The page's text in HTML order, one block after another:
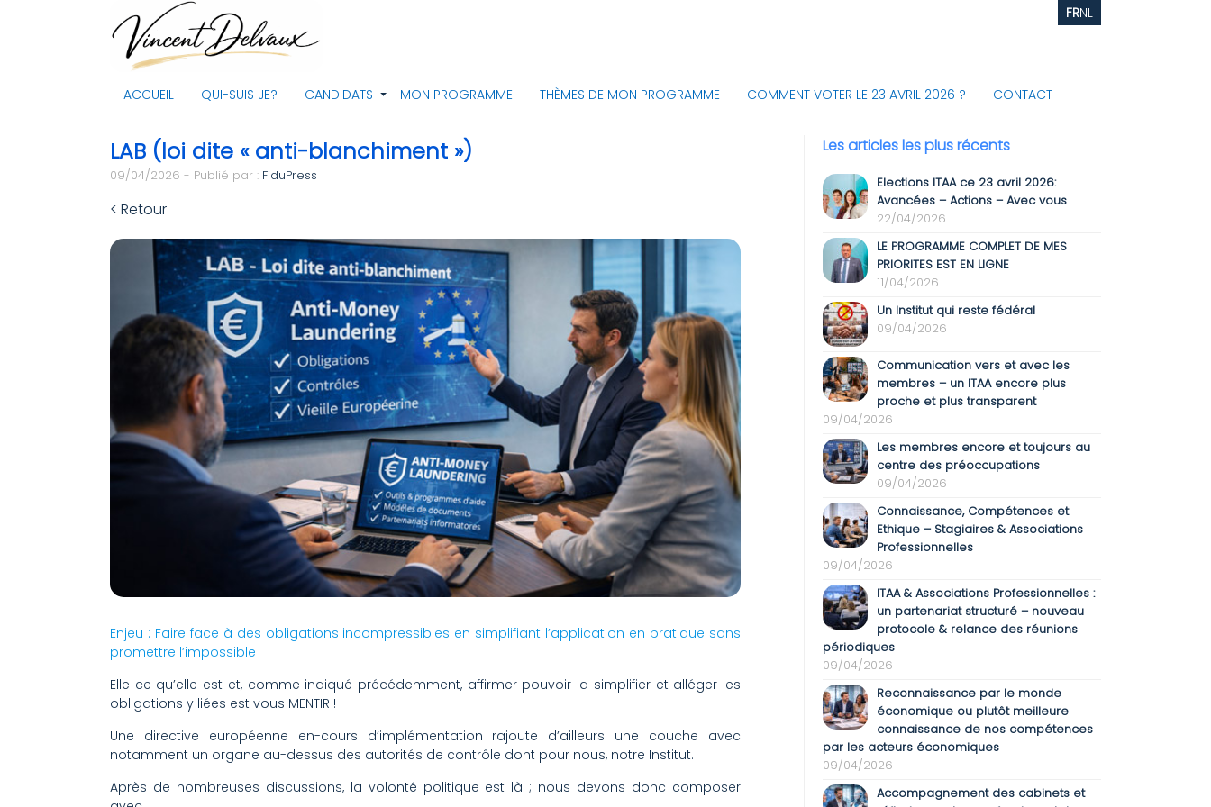
ACCUEIL QUI-SUIS JE? CANDIDATS MON PROGRAMME THÈMES DE MON PROGRAMME COMMENT VOTER LE 23 AVRIL 2026 ? CONTACT
FRNL
LAB (loi dite « anti-blanchiment »)
09/04/2026 - Publié par : FiduPress
< Retour
Enjeu : Faire face à des obligations incompressibles en simplifiant l’application en pratique sans
promettre l’impossible
Elle ce qu’elle est et, comme indiqué précédemment, affirmer pouvoir la simplifier et alléger les
obligations y liées est vous MENTIR !
Une directive européenne en-cours d’implémentation rajoute d’ailleurs une couche avec
notamment un organe au-dessus des autorités de contrôle dont pour nous, notre Institut.
Après de nombreuses discussions, la volonté politique est là ; nous devons donc composer
Les articles les plus récents
Elections ITAA ce 23 avril 2026:
Avancées – Actions – Avec vous
22/04/2026
LE PROGRAMME COMPLET DE MES
PRIORITES EST EN LIGNE
11/04/2026
Un Institut qui reste fédéral
09/04/2026
Communication vers et avec les
membres – un ITAA encore plus
proche et plus transparent
09/04/2026
Les membres encore et toujours au
centre des préoccupations
09/04/2026
Connaissance, Compétences et
Ethique – Stagiaires & Associations
Professionnelles
09/04/2026
ITAA & Associations Professionnelles :
un partenariat structuré – nouveau
protocole & relance des réunions
périodiques
09/04/2026
Reconnaissance par le monde
économique ou plutôt meilleure
connaissance de nos compétences
par les acteurs économiques
09/04/2026
Accompagnement des cabinets et